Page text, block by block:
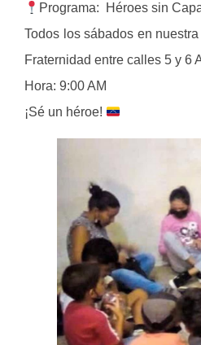
Programa: Héroes sin
Todos los sábados en
Fraternidad entre calles 5 y 6
Hora: 9:00 AM
¡Sé un héroe!